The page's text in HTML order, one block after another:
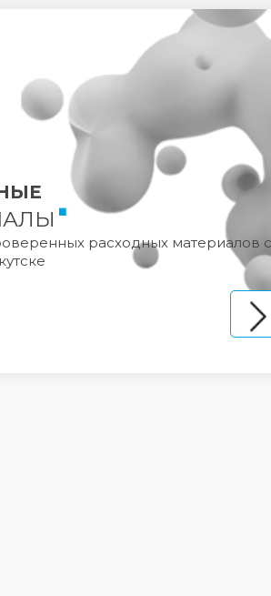
расходных материалов